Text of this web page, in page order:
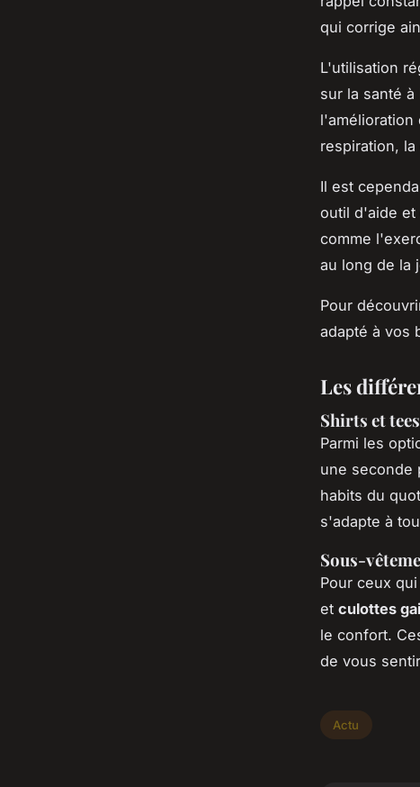
qui corrige
L'utilisation
sur la santé
l'amélioration
respiration,
Il est
outil d'aide et
comme
au long de la
Pour
adapté à vos
Les
Shirts et
Parmi les
une seconde
habits du
s'adapte à
Sous-
Pour ceux
et culottes
le confort.
de vous
Actu